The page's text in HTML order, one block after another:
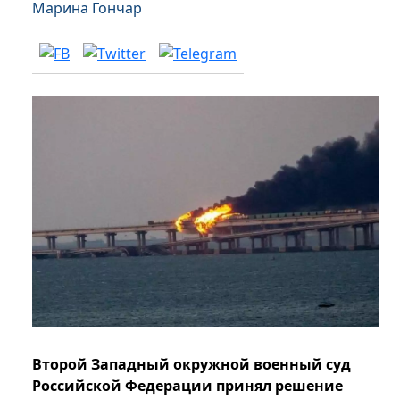
Марина Гончар
Второй Западный окружной военный суд
Российской Федерации принял решение